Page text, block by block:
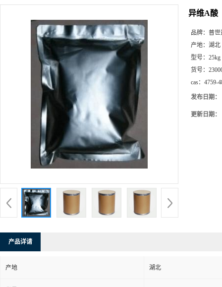
异维A酸
品牌： 普世
产地： 湖北
型号： 25kg
货号：
cas： 4759-
发布日期：
更新日期：
产品详请
产地 湖北